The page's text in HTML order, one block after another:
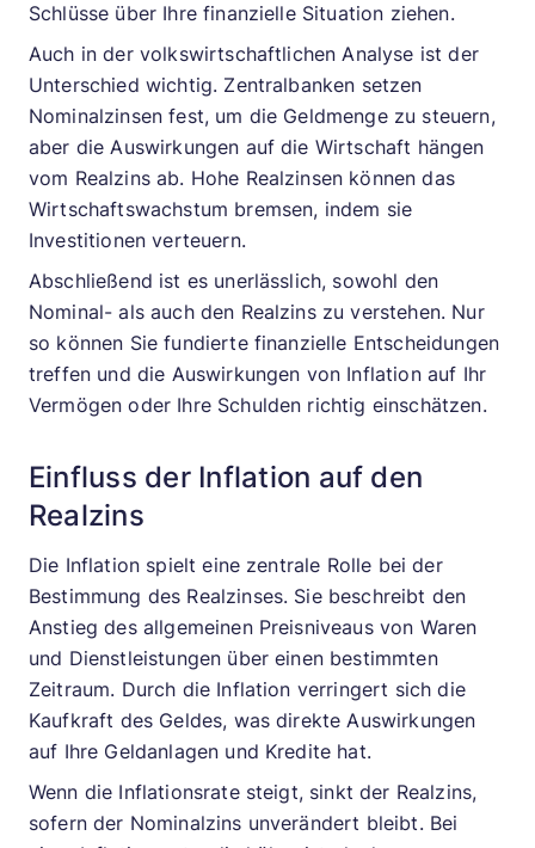
Schlüsse über Ihre finanzielle Situation ziehen.
Auch in der volkswirtschaftlichen Analyse ist der
Unterschied wichtig. Zentralbanken setzen
Nominalzinsen fest, um die Geldmenge zu steuern,
aber die Auswirkungen auf die Wirtschaft hängen
vom Realzins ab. Hohe Realzinsen können das
Wirtschaftswachstum bremsen, indem sie
Investitionen verteuern.
Abschließend ist es unerlässlich, sowohl den
Nominal- als auch den Realzins zu verstehen. Nur
so können Sie fundierte finanzielle Entscheidungen
treffen und die Auswirkungen von Inflation auf Ihr
Vermögen oder Ihre Schulden richtig einschätzen.
Einfluss der Inflation auf den
Realzins
Die Inflation spielt eine zentrale Rolle bei der
Bestimmung des Realzinses. Sie beschreibt den
Anstieg des allgemeinen Preisniveaus von Waren
und Dienstleistungen über einen bestimmten
Zeitraum. Durch die Inflation verringert sich die
Kaufkraft des Geldes, was direkte Auswirkungen
auf Ihre Geldanlagen und Kredite hat.
Wenn die Inflationsrate steigt, sinkt der Realzins,
sofern der Nominalzins unverändert bleibt. Bei